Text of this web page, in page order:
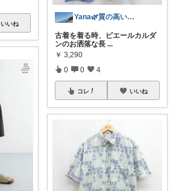
いいね
Yana🌿質の高い暮らしのROOM
古着を着る時、ピエールカルダ
ンのお洒落な長 ...
￥ 3,290
0 0 4
コレ いいね